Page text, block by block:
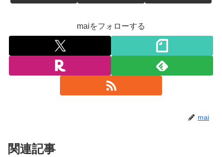
maiをフォローする
mai
関連記事